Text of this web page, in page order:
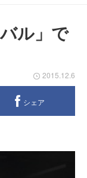
ル」で
2015.12.6
シェア